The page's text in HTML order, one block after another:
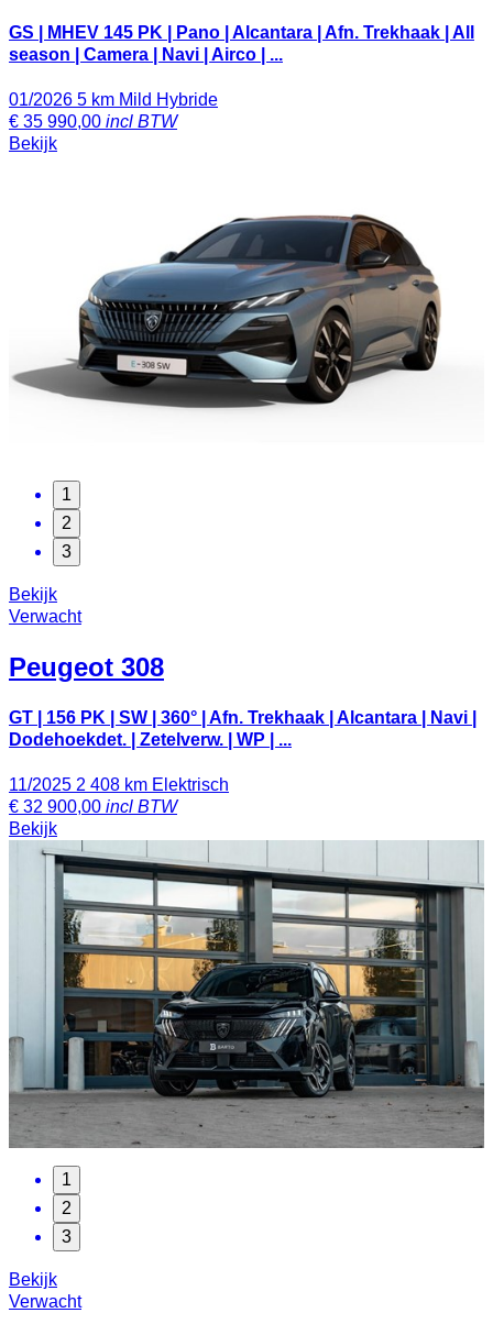
GS | MHEV 145 PK | Pano | Alcantara | Afn. Trekhaak | All
season | Camera | Navi | Airco | ...
01/2026 5 km Mild Hybride
€ 35 990,00 incl BTW
Bekijk
1
2
3
Bekijk
Verwacht
Peugeot 308
GT | 156 PK | SW | 360° | Afn. Trekhaak | Alcantara | Navi |
Dodehoekdet. | Zetelverw. | WP | ...
11/2025 2 408 km Elektrisch
€ 32 900,00 incl BTW
Bekijk
1
2
3
Bekijk
Verwacht